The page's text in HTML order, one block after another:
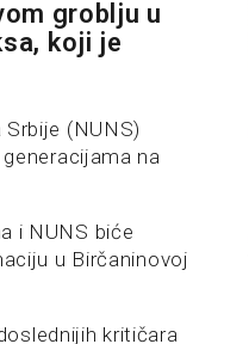
groblju u
koji je
(NUNS)
na
i NUNS biće
u Birčaninovoj
kritičara